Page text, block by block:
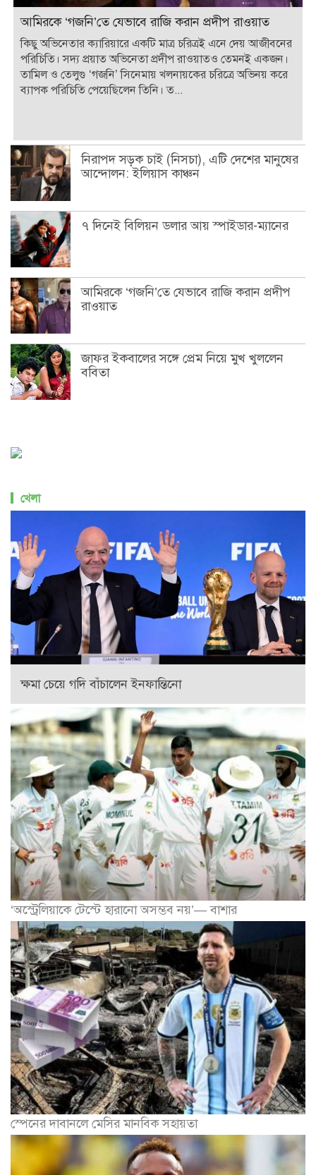
আমিরকে ‘গজনি’তে যেভাবে রাজি করান প্রদীপ রাওয়াত
কিছু অভিনেতার ক্যারিয়ারে একটি মাত্র চরিত্রই এনে দেয় আজীবনের
পরিচিতি। সদ্য প্রয়াত অভিনেতা প্রদীপ রাওয়াতও তেমনই একজন।
তামিল ও তেলুগু ‘গজনি’ সিনেমায় খলনায়কের চরিত্রে অভিনয় করে
ব্যাপক পরিচিতি পেয়েছিলেন তিনি। ত...
নিরাপদ সড়ক চাই (নিসচা), এটি দেশের মানুষের
আন্দোলন: ইলিয়াস কাঞ্চন
৭ দিনেই বিলিয়ন ডলার আয় স্পাইডার-ম্যানের
আমিরকে ‘গজনি’তে যেভাবে রাজি করান প্রদীপ
রাওয়াত
জাফর ইকবালের সঙ্গে প্রেম নিয়ে মুখ খুললেন
ববিতা
খেলা
ক্ষমা চেয়ে গদি বাঁচালেন ইনফান্তিনো
‘অস্ট্রেলিয়াকে টেস্টে হারানো অসম্ভব নয়’— বাশার
স্পেনের দাবানলে মেসির মানবিক সহায়তা